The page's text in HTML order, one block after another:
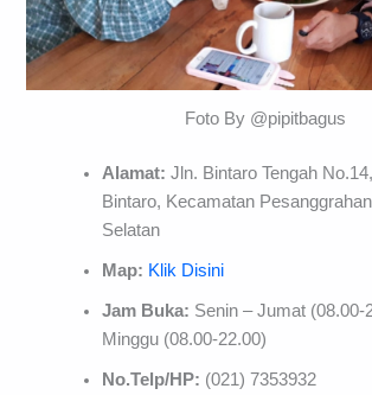
Foto By @pipitbagus
Alamat: Jln. Bintaro Tengah
Bintaro, Kecamatan
Selatan
Map: Klik Disini
Jam Buka: Senin – Jumat (08.00-
Minggu (08.00-22.00)
No.Telp/HP: (021) 7353932